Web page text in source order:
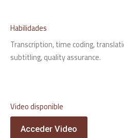
Habilidades
Transcription, time coding,
subtitling, quality assurance.
Video disponible
Acceder Video